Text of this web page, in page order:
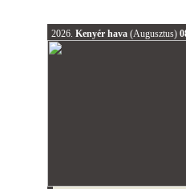
2026. Kenyér hava (Augusztus)